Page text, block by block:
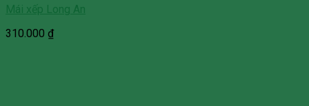
Mái xếp Long An
310.000 ₫